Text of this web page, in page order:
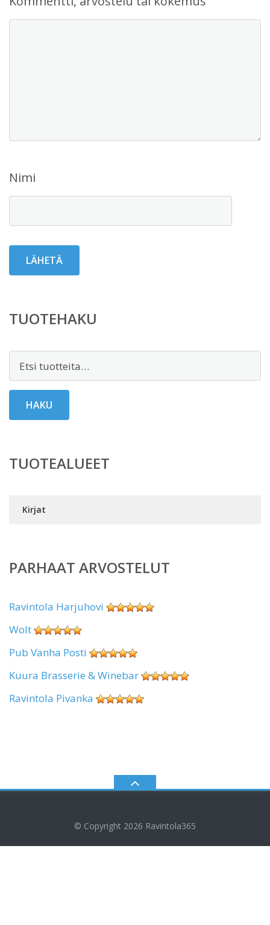
Nimi
TUOTEHAKU
HAKU
TUOTEALUEET
Kirjat
PARHAAT ARVOSTELUT
Ravintola Harjuhovi
Wolt
Pub Vanha Posti
Kuura Brasserie & Winebar
Ravintola Pivanka
© Copyright 2026 Ravintola365